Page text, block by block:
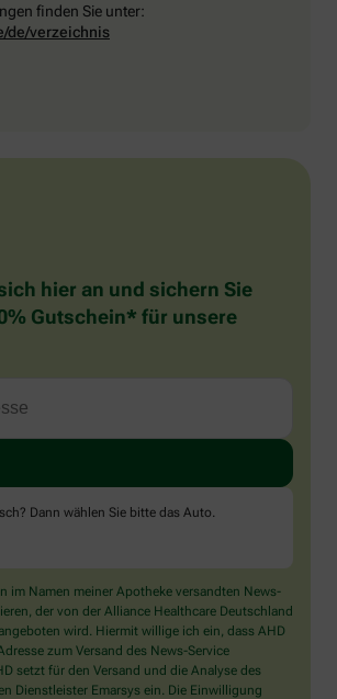
finden Sie unter:
de/verzeichnis
hier an und sichern Sie
Gutschein* für unsere
Dann wählen Sie bitte das Auto
im Namen meiner Apotheke versandten News-
der von der Alliance Healthcare Deutschland
wird. Hiermit willige ich ein, dass AHD
zum Versand des News-Service
setzt für den Versand und die Analyse des
Dienstleister Emarsys ein. Die Einwilligung